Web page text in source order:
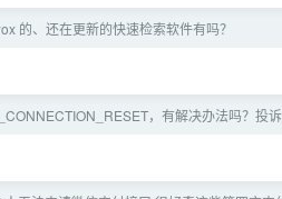
的、还在更新的快速检索软件有吗？
，有解决办法吗？投诉